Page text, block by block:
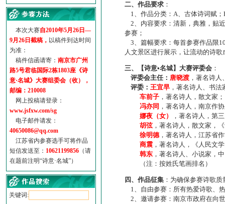
·【诗意·名城】地铁展示作...
诗意名城·地铁时间
地铁完美呈现【诗意·名城...
参赛作品多达5000多首
“诗意·名城”晒诗会
特别通知--致广大诗词爱好...
本次大赛自2010年5月26日—
9月26日截稿， 以稿件到达时间
为准：
稿件信函请寄： 南京市广州
路5号君临国际2栋1803座《诗
意·名城》大赛组委会（收），
邮编：210008
网上投稿请登录：
www.jsfxw.com/sg
电子邮件请发：
40650086@qq.com
江苏省内参赛选手可将作品
短信发送至： 10621199856 （请
在题前注明“诗意·名城”）
关键词:
二、作品要求 ：
1、作品分类：A、古体诗词赋；
2、内容要求：清新，典雅，贴
参赛；
3、篇幅要求：每首参赛作品限
人文景区进行展示，让流动的诗
三、【诗意•名城】大赛评委会 ：
评委会主任： 唐晓渡 ，著名诗
评委： 王宜早 ，著名诗人、书
车前子 ，著名诗人，散文家；
冯亦同 ，著名诗人，南京作
娜夜（女）
，著名诗人，第
胡弦，著名诗人，散文家，
徐明德，著名诗人，江苏省
商震 ，著名诗人，《人民文
韩东 ，著名诗人、小说家，
（注：按姓氏笔画排名）
四、作品征集 ：为确保参赛诗歌
1、自由参赛：所有热爱诗歌、
2、邀请参赛：南京市政府在向